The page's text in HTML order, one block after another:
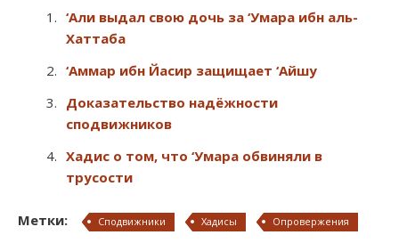
‘Али выдал свою дочь за ‘Умара ибн аль-
Хаттаба
‘Аммар ибн Йасир защищает ‘Айшу
Доказательство надёжности
сподвижников
Хадис о том, что ‘Умара обвиняли в
трусости
Метки: Сподвижники Хадисы Опровержения